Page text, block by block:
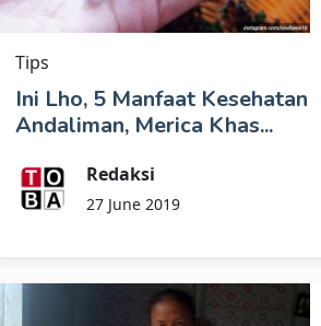
Tips
Ini Lho, 5 Manfaat Kesehatan
Andaliman, Merica Khas...
Redaksi
27 June 2019